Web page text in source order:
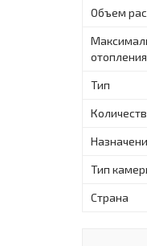
Объем
отопления
Тип
Тип
Страна